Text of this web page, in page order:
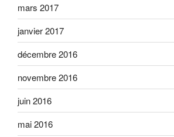
mars 2017
janvier 2017
décembre 2016
novembre 2016
juin 2016
mai 2016